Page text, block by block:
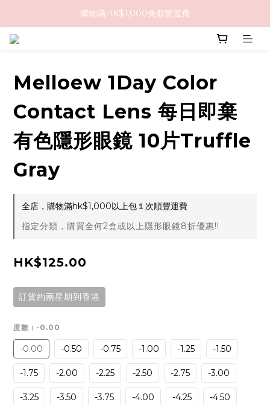
購物滿HK$1,000免順豐運費
購物滿HK$1,000免順豐運費
Melloew 1Day Color
Contact Lens 每日即棄
有色隱形眼鏡 10片Truffle
Gray
全店，購物滿hk$1,000以上包１次順豐運費
指定分類，購買全何2盒或以上隱形眼鏡8折優惠!!
HK$125.00
訂貨約兩星期到香港
度數 : -0.00
-0.00 -0.50 -0.75 -1.00 -1.25 -1.50
-1.75 -2.00 -2.25 -2.50 -2.75 -3.00
-3.25 -3.50 -3.75 -4.00 -4.25 -4.50